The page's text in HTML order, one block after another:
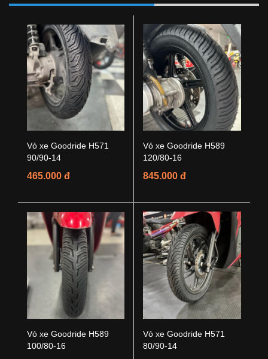
Vỏ xe Goodride H571
90/90-14
465.000 đ
Vỏ xe Goodride H589
120/80-16
845.000 đ
Vỏ xe Goodride H589
100/80-16
Vỏ xe Goodride H571
80/90-14